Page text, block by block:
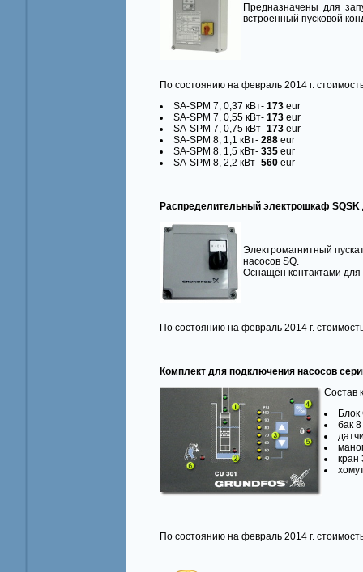
Предназначены для
встроенный пусковой
По состоянию на февраль 2014 г.
SA-SPM 7, 0,37 кВт- 173 eur
SA-SPM 7, 0,55 кВт- 173 eur
SA-SPM 7, 0,75 кВт- 173 eur
SA-SPM 8, 1,1 кВт- 288 eur
SA-SPM 8, 1,5 кВт- 335 eur
SA-SPM 8, 2,2 кВт- 560 eur
Распределительный электрошкаф SQSK
Электромагнитный
насосов SQ.
Оснащён контактами для
По состоянию на февраль 2014 г.
Комплект для подключения насосов
Состав
Блок
бак
кран
По состоянию на февраль 2014 г.